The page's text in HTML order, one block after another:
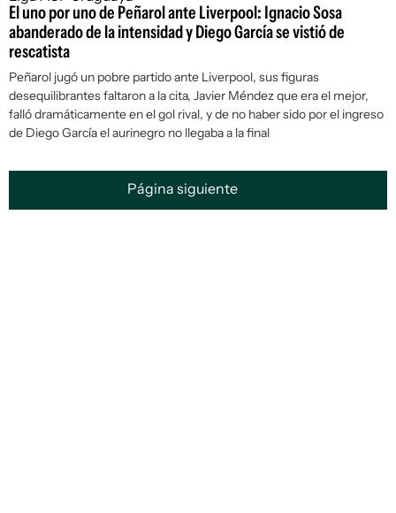
El uno por uno de Peñarol ante Liverpool: Ignacio Sosa
abanderado de la intensidad y Diego García se vistió de
rescatista
Peñarol jugó un pobre partido ante Liverpool, sus figuras
desequilibrantes faltaron a la cita, Javier Méndez que era el mejor,
falló dramáticamente en el gol rival, y de no haber sido por el ingreso
de Diego García el aurinegro no llegaba a la final
Página siguiente